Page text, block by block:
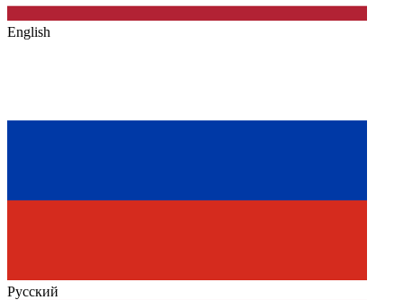
English
Русский